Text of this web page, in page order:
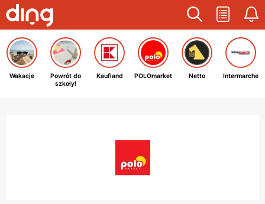
Wakacje
Powrót do
szkoły!
Kaufland POLOmarket Netto Intermarche